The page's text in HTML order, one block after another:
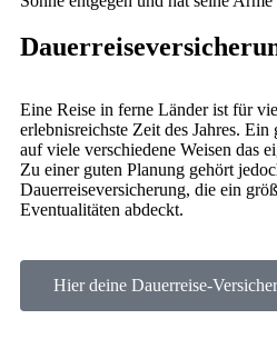
Eine Reise in ferne Länder ist für
erlebnisreichste Zeit des Jahres.
auf viele verschiedene Weisen das
Zu einer guten Planung gehört
Dauerreiseversicherung, die ein
Eventualitäten abdeckt.
Hier deine Dauerreise-